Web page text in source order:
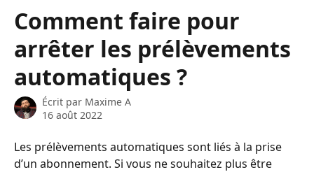
Comment faire pour
arrêter les prélèvements
automatiques ?
Écrit par Maxime A
16 août 2022
Les prélèvements automatiques sont liés à la prise
d’un abonnement. Si vous ne souhaitez plus être